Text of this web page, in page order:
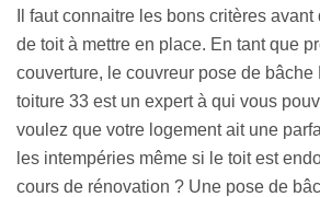
Si nous sommes au service de nos
pouvoir satisfaire le besoin de tout un
bâche toiture 33720 est une
confiée à un professionnel. Avant de
toit à installer, nous tiendrons compte
budget. Cela nous permettra de
bâche à acquérir pour mettre l’intérieur